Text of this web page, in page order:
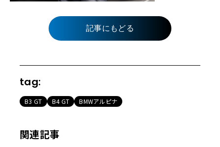
記事にもどる
tag:
B3 GT B4 GT BMWアルピナ
関連記事